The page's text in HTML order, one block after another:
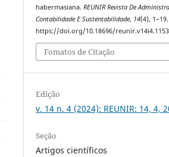
habermasiana.REUNIR Revista De
Contabilidade E Sustentabilidade, 14(4), 1–19.
https://doi.org/10.18696/reunir.v14i4.1153
Fomatos de Citação
Edição
v. 14 n. 4 (2024): REUNIR: 14, 4,
Seção
Artigos científicos